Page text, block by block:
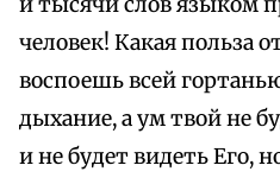
человек! Какая польза
воспоешь всей
дыхание, а ум твой не
и не будет видеть Его,